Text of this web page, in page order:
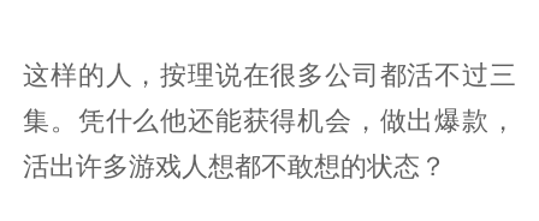
这样的人，按理说在很多公司都活不过三
集。凭什么他还能获得机会，做出爆款，
活出许多游戏人想都不敢想的状态？